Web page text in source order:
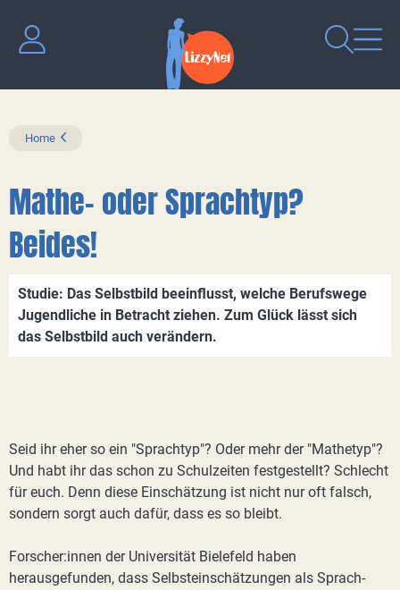
Home
Mathe- oder Sprachtyp?
Beides!
Studie: Das Selbstbild beeinflusst, welche Berufswege
Jugendliche in Betracht ziehen. Zum Glück lässt sich
das Selbstbild auch verändern.
Seid ihr eher so ein "Sprachtyp"? Oder mehr der "Mathetyp"?
Und habt ihr das schon zu Schulzeiten festgestellt? Schlecht
für euch. Denn diese Einschätzung ist nicht nur oft falsch,
sondern sorgt auch dafür, dass es so bleibt.
Forscher:innen der Universität Bielefeld haben
herausgefunden, dass Selbsteinschätzungen als Sprach-